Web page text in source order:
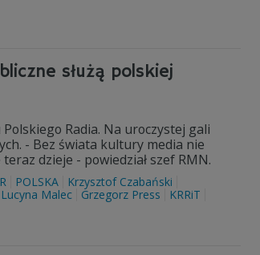
służą polskiej
Radia. Na uroczystej gali
- Bez świata kultury media nie
dzieje - powiedział szef RMN.
POLSKA
Krzysztof Czabański
Lucyna Malec Grzegorz Press KRRiT